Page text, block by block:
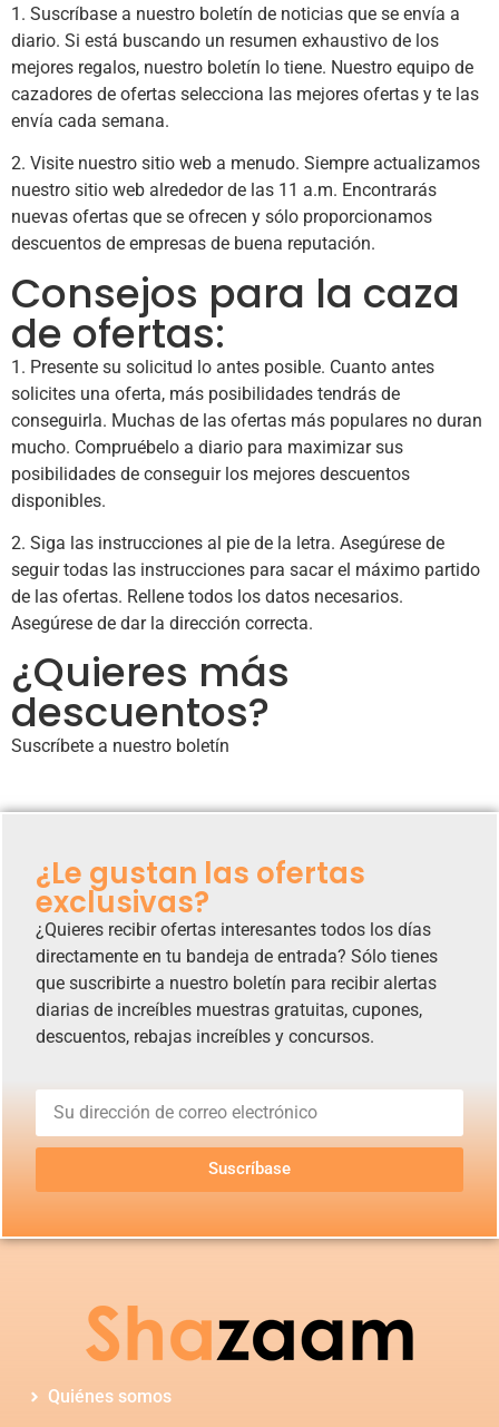
1. Suscríbase a nuestro boletín de noticias que se envía a
diario. Si está buscando un resumen exhaustivo de los
mejores regalos, nuestro boletín lo tiene. Nuestro equipo de
cazadores de ofertas selecciona las mejores ofertas y te las
envía cada semana.
2. Visite nuestro sitio web a menudo. Siempre actualizamos
nuestro sitio web alrededor de las 11 a.m. Encontrarás
nuevas ofertas que se ofrecen y sólo proporcionamos
descuentos de empresas de buena reputación.
Consejos para la caza
de ofertas:
1. Presente su solicitud lo antes posible. Cuanto antes
solicites una oferta, más posibilidades tendrás de
conseguirla. Muchas de las ofertas más populares no duran
mucho. Compruébelo a diario para maximizar sus
posibilidades de conseguir los mejores descuentos
disponibles.
2. Siga las instrucciones al pie de la letra. Asegúrese de
seguir todas las instrucciones para sacar el máximo partido
de las ofertas. Rellene todos los datos necesarios.
Asegúrese de dar la dirección correcta.
¿Quieres más
descuentos?
Suscríbete a nuestro boletín
¿Le gustan las ofertas
exclusivas?
¿Quieres recibir ofertas interesantes todos los días
directamente en tu bandeja de entrada? Sólo tienes
que suscribirte a nuestro boletín para recibir alertas
diarias de increíbles muestras gratuitas, cupones,
descuentos, rebajas increíbles y concursos.
Suscríbase
Quiénes somos